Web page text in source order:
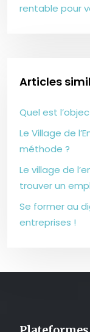
rentable pour
Articles
Quel est
Le Village de
méthode ?
Le village de
trouver un
Se former au
entreprises !